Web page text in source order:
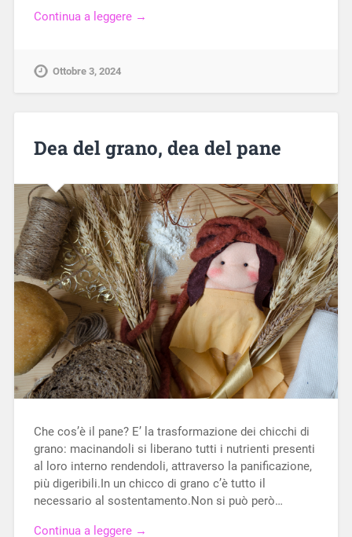
Continua a leggere →
Ottobre 3, 2024
Dea del grano, dea del pane
Che cos’è il pane? E’ la trasformazione dei chicchi di
grano: macinandoli si liberano tutti i nutrienti presenti
al loro interno rendendoli, attraverso la panificazione,
più digeribili.In un chicco di grano c’è tutto il
necessario al sostentamento.Non si può però…
Continua a leggere →